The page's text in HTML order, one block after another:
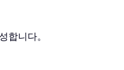
합니다。